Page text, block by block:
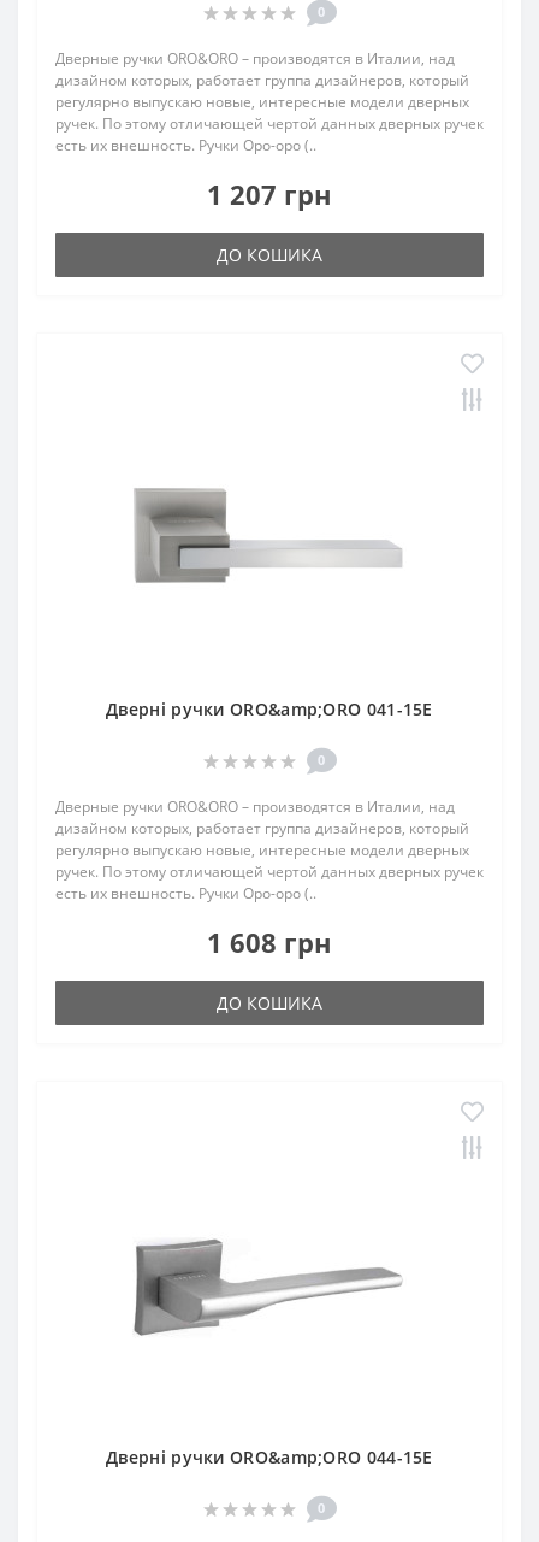
0
Дверные ручки ORO&ORO – производятся в Италии, над
дизайном которых, работает группа дизайнеров, который
регулярно выпускаю новые, интересные модели дверных
ручек. По этому отличающей чертой данных дверных ручек
есть их внешность. Ручки Оро-оро (..
1 207 грн
ДО КОШИКА
Дверні ручки ORO&amp;ORO 041-15E
0
Дверные ручки ORO&ORO – производятся в Италии, над
дизайном которых, работает группа дизайнеров, который
регулярно выпускаю новые, интересные модели дверных
ручек. По этому отличающей чертой данных дверных ручек
есть их внешность. Ручки Оро-оро (..
1 608 грн
ДО КОШИКА
Дверні ручки ORO&amp;ORO 044-15E
0